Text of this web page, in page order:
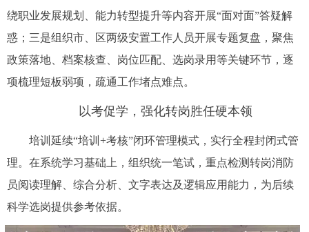
绕职业发展规划、能力转型提升等内容开展“面对面”答疑解
惑；三是组织市、区两级安置工作人员开展专题复盘，聚焦
政策落地、档案核查、岗位匹配、选岗录用等关键环节，逐
项梳理短板弱项，疏通工作堵点难点。
以考促学，强化转岗胜任硬本领
培训延续“培训+考核”闭环管理模式，实行全程封闭式管
理。在系统学习基础上，组织统一笔试，重点检测转岗消防
员阅读理解、综合分析、文字表达及逻辑应用能力，为后续
科学选岗提供参考依据。